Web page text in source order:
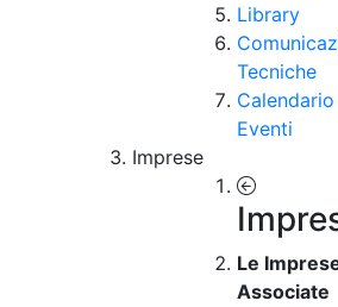
Library
Tecniche
Calendario
Eventi
Imprese
Le
Associate